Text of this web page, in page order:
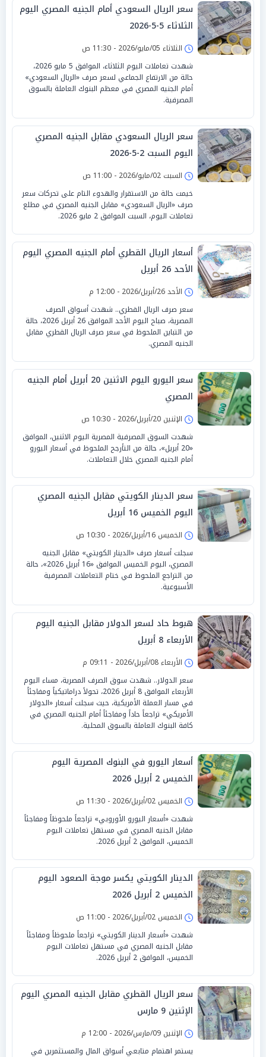
سعر الريال السعودي أمام الجنيه المصري اليوم
الثلاثاء 5-5-2026
الثلاثاء 05/مايو/2026 - 11:30 ص
شهدت تعاملات اليوم الثلاثاء، الموافق 5 مايو 2026،
حالة من الارتفاع الجماعي لسعر صرف «الريال السعودي»
أمام الجنيه المصري في معظم البنوك العاملة بالسوق
المصرفية.
سعر الريال السعودي مقابل الجنيه المصري
اليوم السبت 2-5-2026
السبت 02/مايو/2026 - 11:00 ص
خيمت حالة من الاستقرار والهدوء التام على تحركات سعر
صرف «الريال السعودي» مقابل الجنيه المصري في مطلع
تعاملات اليوم، السبت الموافق 2 مايو 2026.
أسعار الريال القطري أمام الجنيه المصري اليوم
الأحد 26 أبريل
الأحد 26/أبريل/2026 - 12:00 م
سعر صرف الريال القطري.. شهدت أسواق الصرف
المصرية، صباح اليوم الأحد الموافق 26 أبريل 2026، حالة
من التباين الملحوظ في سعر صرف الريال القطري مقابل
الجنيه المصري.
سعر اليورو اليوم الاثنين 20 أبريل أمام الجنيه
المصري
الإثنين 20/أبريل/2026 - 10:30 ص
شهدت السوق المصرفية المصرية اليوم الاثنين، الموافق
«20 أبريل»، حالة من التأرجح الملحوظ في أسعار اليورو
أمام الجنيه المصري خلال التعاملات.
سعر الدينار الكويتي مقابل الجنيه المصري
اليوم الخميس 16 أبريل
الخميس 16/أبريل/2026 - 10:30 ص
سجلت أسعار صرف «الدينار الكويتي» مقابل الجنيه
المصري، اليوم الخميس الموافق «16 أبريل 2026»، حالة
من التراجع الملحوظ في ختام التعاملات المصرفية
الأسبوعية.
هبوط حاد لسعر الدولار مقابل الجنيه اليوم
الأربعاء 8 أبريل
الأربعاء 08/أبريل/2026 - 09:11 م
سعر الدولار.. شهدت سوق الصرف المصرية، مساء اليوم
الأربعاء الموافق 8 أبريل 2026، تحولاً دراماتيكياً ومفاجئاً
في مسار العملة الأمريكية، حيث سجلت أسعار «الدولار
الأمريكي» تراجعاً حاداً ومفاجئاً أمام الجنيه المصري في
كافة البنوك العاملة بالسوق المحلية.
أسعار اليورو في البنوك المصرية اليوم
الخميس 2 أبريل 2026
الخميس 02/أبريل/2026 - 11:30 ص
شهدت «أسعار اليورو الأوروبي» تراجعاً ملحوظاً ومفاجئاً
مقابل الجنيه المصري في مستهل تعاملات اليوم
الخميس، الموافق 2 أبريل 2026.
الدينار الكويتي يكسر موجة الصعود اليوم
الخميس 2 أبريل 2026
الخميس 02/أبريل/2026 - 11:00 ص
شهدت «أسعار الدينار الكويتي» تراجعاً ملحوظاً ومفاجئاً
مقابل الجنيه المصري في مستهل تعاملات اليوم
الخميس، الموافق 2 أبريل 2026.
سعر الريال القطري مقابل الجنيه المصري اليوم
الإثنين 9 مارس
الإثنين 09/مارس/2026 - 12:00 م
يستمر اهتمام متابعي أسواق المال والمستثمرين في